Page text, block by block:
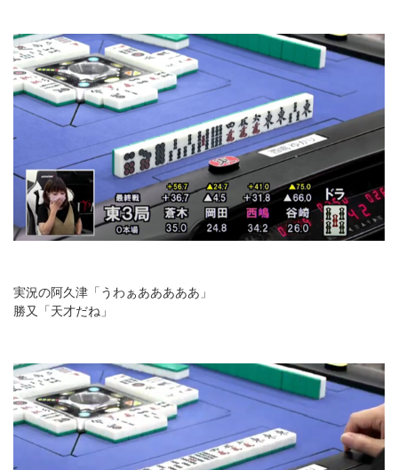
実況の阿久津「うわぁあああああ」
勝又「天才だね」